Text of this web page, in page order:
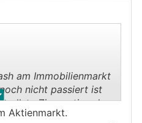
.
am Immobilienmarkt
nicht passiert ist
Zinsanstieg der
sehr hohen
Aktienmarkt.